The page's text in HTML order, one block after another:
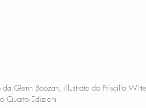
da Glenn Boozan, illustrato da Priscilla
Quarto Edizioni